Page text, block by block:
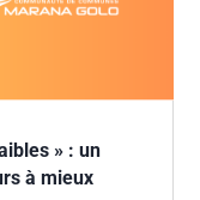
» : un
à mieux